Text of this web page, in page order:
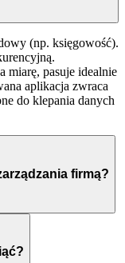
(np. księgowość).
miarę, pasuje idealnie
aplikacja zwraca
do klepania danych
firmą?